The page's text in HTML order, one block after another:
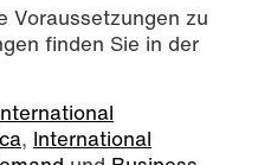
Voraussetzungen zu
finden Sie in der
, International